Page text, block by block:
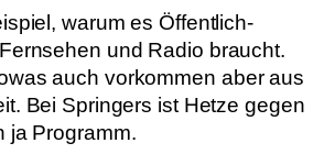
warum es Öffentlich-
und Radio braucht.
auch vorkommen aber aus
Bei Springers ist Hetze gegen
ja Programm.